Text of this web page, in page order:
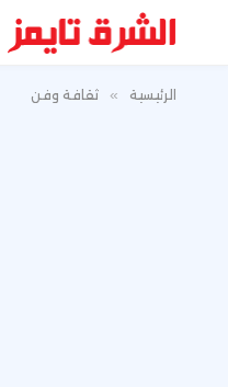
الرئيسية » ثقافة وفن